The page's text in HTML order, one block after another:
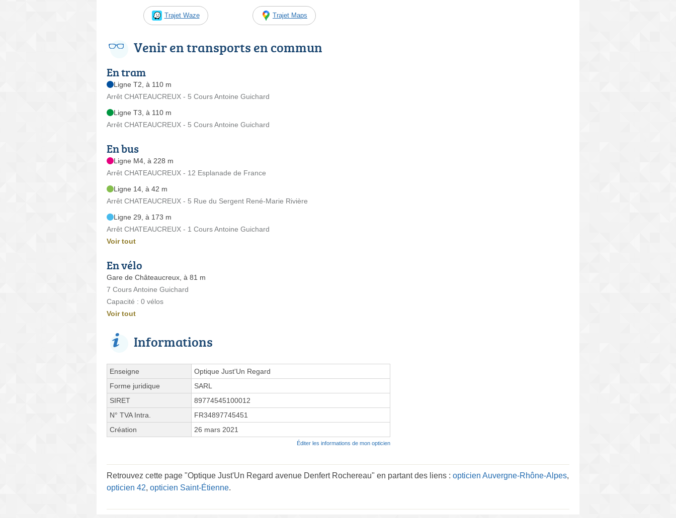
Trajet Waze Trajet Maps
Venir en transports en commun
En tram
Ligne T2, à 110 m
Arrêt CHATEAUCREUX - 5 Cours Antoine Guichard
Ligne T3, à 110 m
Arrêt CHATEAUCREUX - 5 Cours Antoine Guichard
En bus
Ligne M4, à 228 m
Arrêt CHATEAUCREUX - 12 Esplanade de France
Ligne 14, à 42 m
Arrêt CHATEAUCREUX - 5 Rue du Sergent René-Marie Rivière
Ligne 29, à 173 m
Arrêt CHATEAUCREUX - 1 Cours Antoine Guichard
Voir tout
En vélo
Gare de Châteaucreux, à 81 m
7 Cours Antoine Guichard
Capacité : 0 vélos
Voir tout
Informations
Enseigne
Optique Just'Un Regard
Forme juridique
SARL
SIRET
89774545100012
N° TVA Intra.
FR34897745451
Création
26 mars 2021
Éditer les informations de mon opticien
Retrouvez cette page "Optique Just'Un Regard avenue Denfert Rochereau" en partant des liens : opticien Auvergne-Rhône-Alpes,
opticien 42, opticien Saint-Étienne.